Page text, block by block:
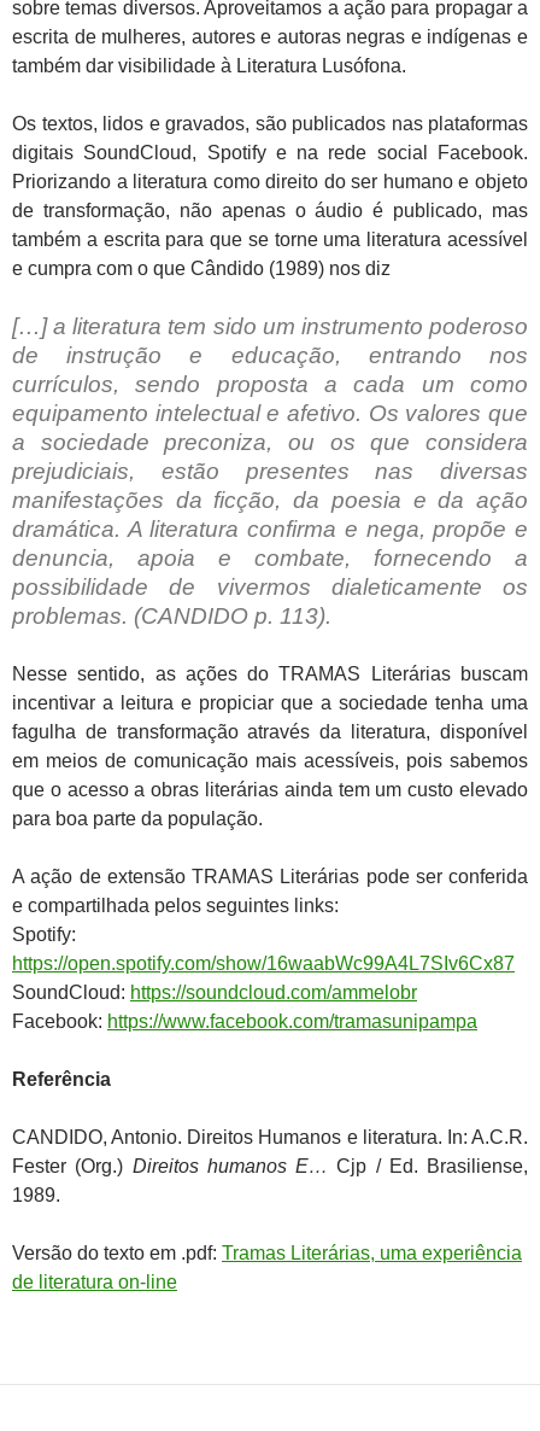
sobre temas diversos. Aproveitamos a ação para propagar a
escrita de mulheres, autores e autoras negras e indígenas e
também dar visibilidade à Literatura Lusófona.
Os textos, lidos e gravados, são publicados nas plataformas
digitais SoundCloud, Spotify e na rede social Facebook.
Priorizando a literatura como direito do ser humano e objeto
de transformação, não apenas o áudio é publicado, mas
também a escrita para que se torne uma literatura acessível
e cumpra com o que Cândido (1989) nos diz
[…] a literatura tem sido um instrumento poderoso
de instrução e educação, entrando nos
currículos, sendo proposta a cada um como
equipamento intelectual e afetivo. Os valores que
a sociedade preconiza, ou os que considera
prejudiciais, estão presentes nas diversas
manifestações da ficção, da poesia e da ação
dramática. A literatura confirma e nega, propõe e
denuncia, apoia e combate, fornecendo a
possibilidade de vivermos dialeticamente os
problemas. (CANDIDO p. 113).
Nesse sentido, as ações do TRAMAS Literárias buscam
incentivar a leitura e propiciar que a sociedade tenha uma
fagulha de transformação através da literatura, disponível
em meios de comunicação mais acessíveis, pois sabemos
que o acesso a obras literárias ainda tem um custo elevado
para boa parte da população.
A ação de extensão TRAMAS Literárias pode ser conferida
e compartilhada pelos seguintes links:
Spotify:
https://open.spotify.com/show/16waabWc99A4L7SIv6Cx87
SoundCloud: https://soundcloud.com/ammelobr
Facebook: https://www.facebook.com/tramasunipampa
Referência
CANDIDO, Antonio. Direitos Humanos e literatura. In: A.C.R.
Fester (Org.) Direitos humanos E… Cjp / Ed. Brasiliense,
1989.
Versão do texto em .pdf: Tramas Literárias, uma experiência
de literatura on-line